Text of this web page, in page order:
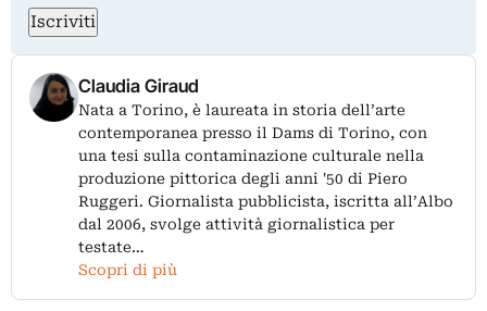
Iscriviti
Claudia Giraud
Nata a Torino, è laureata in storia dell’arte
contemporanea presso il Dams di Torino, con
una tesi sulla contaminazione culturale nella
produzione pittorica degli anni '50 di Piero
Ruggeri. Giornalista pubblicista, iscritta all’Albo
dal 2006, svolge attività giornalistica per
testate…
Scopri di più